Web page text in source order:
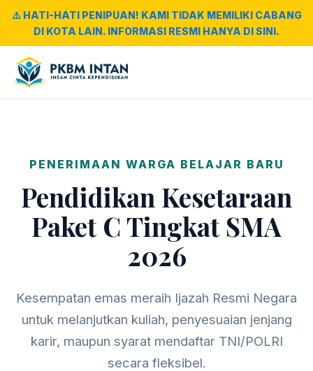
⚠️ HATI-HATI PENIPUAN! KAMI TIDAK MEMILIKI CABANG
DI KOTA LAIN. INFORMASI RESMI HANYA DI SINI.
PENERIMAAN WARGA BELAJAR BARU
Pendidikan Kesetaraan
Paket C Tingkat SMA
2026
Kesempatan emas meraih Ijazah Resmi Negara
untuk melanjutkan kuliah, penyesuaian jenjang
karir, maupun syarat mendaftar TNI/POLRI
secara fleksibel.